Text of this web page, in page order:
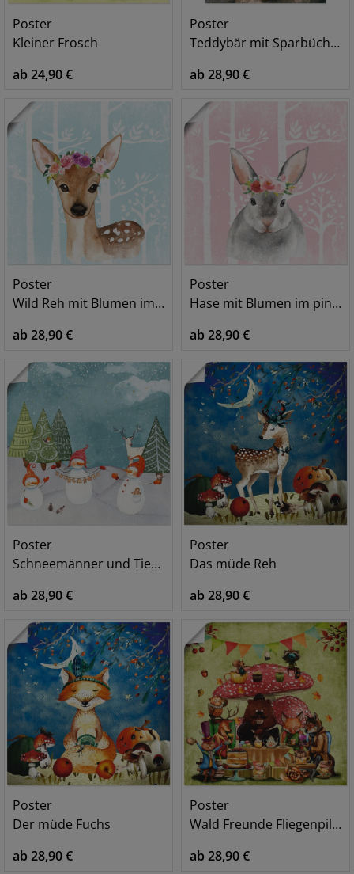
Poster
Kleiner Frosch
ab 24,90 €
Poster
Teddybär mit Sparbüchse
ab 28,90 €
Poster
Wild Reh mit Blumen im blauen Wald
ab 28,90 €
Poster
Hase mit Blumen im pink Wald
ab 28,90 €
Poster
Schneemänner und Tierfreunde
ab 28,90 €
Poster
Das müde Reh
ab 28,90 €
Poster
Der müde Fuchs
ab 28,90 €
Poster
Wald Freunde Fliegenpilz Teetrinken
ab 28,90 €